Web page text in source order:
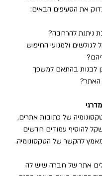
את הסעיפים הבאים:
ניתנת להרחבה?
לגולשים ולמנועי החיפוש
לבנות בהתאם למשפך
האתר?
של כתובות אתרים,
שקל להוסיף עמודים חדשים
להקשר של הטקסונומיה.
אתר של חברה שיש לה